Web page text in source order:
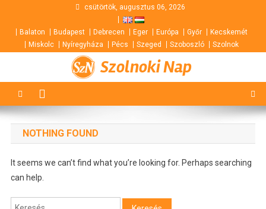
content
csütörtök, augusztus 06, 2026
Balaton Budapest Debrecen Eger Európa Győr
Kecskemét
Miskolc
Nyíregyháza Pécs Szeged Szoboszló Szolnok
Szolnoki Nap
NOTHING FOUND
It seems we can’t find what you’re looking for. Perhaps searching
can help.
Keresés: